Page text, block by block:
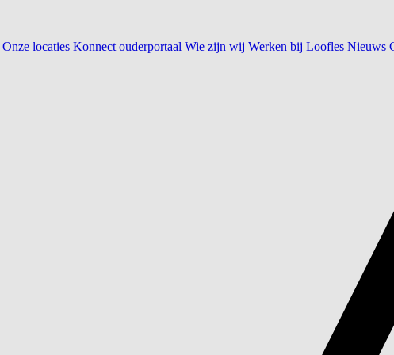
Onze locaties Konnect ouderportaal Wie zijn wij Werken bij Loofles Nieuws